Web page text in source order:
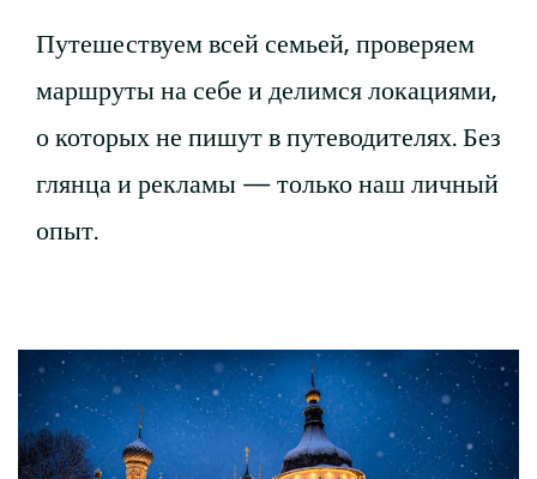
Путешествуем всей семьей, проверяем
маршруты на себе и делимся локациями,
о которых не пишут в путеводителях. Без
глянца и рекламы — только наш личный
опыт.